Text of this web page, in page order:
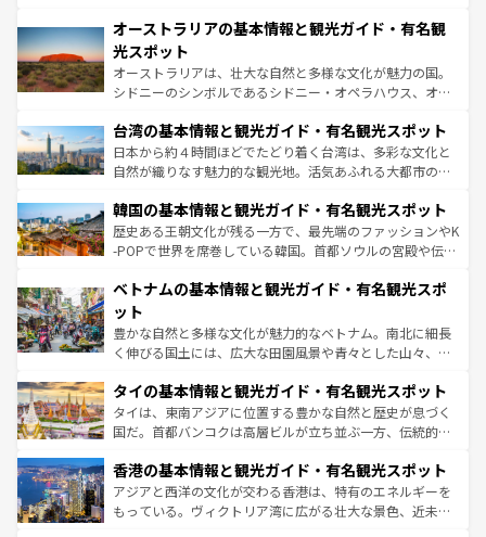
文化が魅力。旅行者はアメリカの各地域で異なる魅力を楽
しみながら、その多様性と豊かな歴史を感じることができ
るだろう。車でのロードトリップや列車の旅も、アメリカ
ならではの贅沢な旅のスタイルだ。 なお、新着のアメリカ
情報は コンテンツ一覧 を参照してほしい。
ワイ島は見逃せない。また、定番の観光地といえばオアフ
島だが、静かな自然を求めるならマウイ島やカウアイ島が
おすすめ。エメラルドグリーンに輝く海をはじめ、豊かな
文化や歴史が息づいている。「アロハスピリット」と呼ば
人々、おいしいローカルフードやハワイアンミュージッ
ク、伝統的なフラダンスなど、すべてがハワイの魅力を彩
っている。訪れるたびに新しい発見と感動が待っているハ
はコンテンツ一覧を参照してほしい。
オーストラリアの基本情報と観光ガイド・有名観
光スポット
オーストラリアは、壮大な自然と多様な文化が魅力の国。
シドニーのシンボルであるシドニー・オペラハウス、オー
リアリーフや大陸中央部にそびえるウルル（エアーズロッ
ク）、タスマニアの美しい原生林やケアンズの熱帯雨林な
ど、見どころがたくさん。また、カフェやワイン、オージ
いる。アクティビティも充実しており、サーフィンやダイ
ビング、ハイキングなど、アウトドア好きにはたまらな
い。オーストラリアの多彩な魅力を存分に味わいつくそ
参照してほしい。
台湾の基本情報と観光ガイド・有名観光スポット
日本から約４時間ほどでたどり着く台湾は、多彩な文化と
自然が織りなす魅力的な観光地。活気あふれる大都市の台
ン）、静ひつな山岳地帯である台湾東部など、都市の喧騒
と山間の静けさが共存しており、訪れる人に新しい発見と
驚きをもたらしてくれる。また、奥深い台湾の食文化も魅
容にもいいと評判のスイーツなど、バラエティ豊かな料理
照してほしい。
韓国の基本情報と観光ガイド・有名観光スポット
歴史ある王朝文化が残る一方で、最先端のファッションやK
-POPで世界を席巻している韓国。首都ソウルの宮殿や伝統
き、地方に足を延ばせば四季折々の自然美を楽しむことが
できる。そして、キムチや焼肉、絶品のストリートフード
まで、さまざまな韓国料理が待っている。夜には、韓国な
らではのナイトライフも堪能できる。あたたかいホスピタ
わってみてほしい。 なお、新着の韓国情報はコンテンツ一
覧 を参照してほしい。
ベトナムの基本情報と観光ガイド・有名観光スポ
ット
豊かな自然と多様な文化が魅力的なベトナム。南北に細長
く伸びる国土には、広大な田園風景や青々とした山々、世
急速な発展と共に伝統が息づく。ハノイの古い町並みやホ
ーチミン市のフランス統治時代の建物も、独特の雰囲気を
醸し出している。また、バラエティの豊かさとおいしさで
とつ。フォーやバインミー、ベトナムコーヒーなどは、ぜ
ひ現地で味わいたい。どの地域を訪れてもあたたかい人々
が旅行者を迎えてくれるので、きっと忘れられない旅にな
タイの基本情報と観光ガイド・有名観光スポット
タイは、東南アジアに位置する豊かな自然と歴史が息づく
国だ。首都バンコクは高層ビルが立ち並ぶ一方、伝統的な
の活気が交差している。北部ではチェンマイなどの山岳地
帯で自然と触れ合い、南部ではプーケットやクラビの美し
いビーチでリゾート気分を楽しむことができる。タイ料理
香港の基本情報と観光ガイド・有名観光スポット
アジアと西洋の文化が交わる香港は、特有のエネルギーを
もっている。ヴィクトリア湾に広がる壮大な景色、近未来